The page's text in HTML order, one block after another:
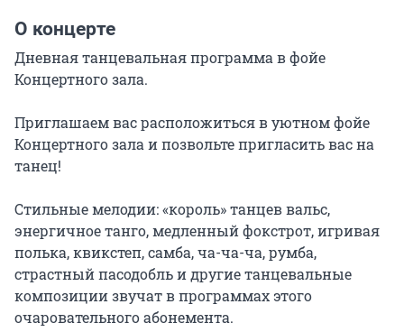
О концерте
Дневная танцевальная программа в фойе
Концертного зала.
Приглашаем вас расположиться в уютном фойе
Концертного зала и позвольте пригласить вас на
танец!
Стильные мелодии: «король» танцев вальс,
энергичное танго, медленный фокстрот, игривая
полька, квикстеп, самба, ча-ча-ча, румба,
страстный пасодобль и другие танцевальные
композиции звучат в программах этого
очаровательного абонемента.